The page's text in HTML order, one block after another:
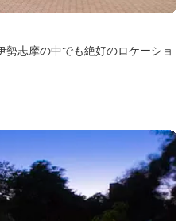
志摩の中でも絶好のロケーショ